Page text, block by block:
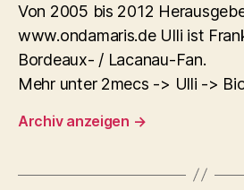
Von 2005 bis 2012
www.ondamaris.de Ulli ist
Bordeaux- / Lacanau-Fan.
Mehr unter 2mecs -> Ulli ->
Archiv anzeigen →